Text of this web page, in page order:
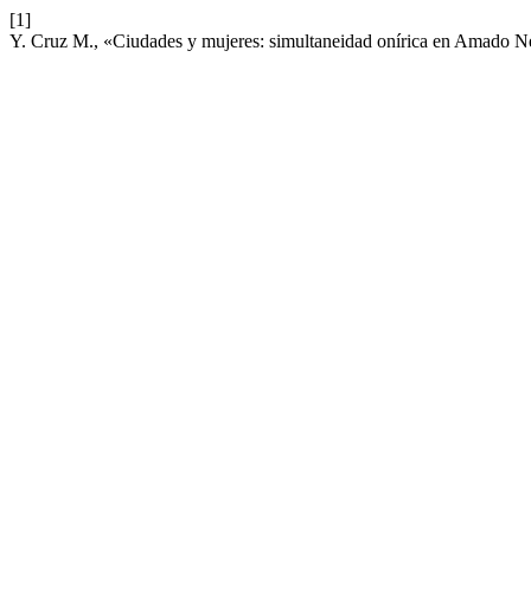
[1]
Y. Cruz M., «Ciudades y mujeres: simultaneidad onírica en Amado